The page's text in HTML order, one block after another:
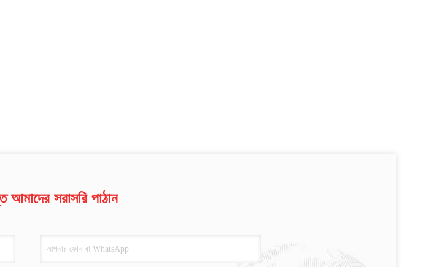
সরাসরি পাঠান